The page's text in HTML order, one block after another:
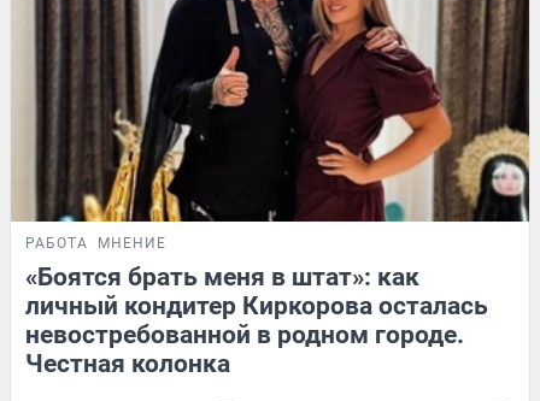
РАБОТА МНЕНИЕ
«Боятся брать меня в штат»: как
личный кондитер Киркорова осталась
невостребованной в родном городе.
Честная колонка